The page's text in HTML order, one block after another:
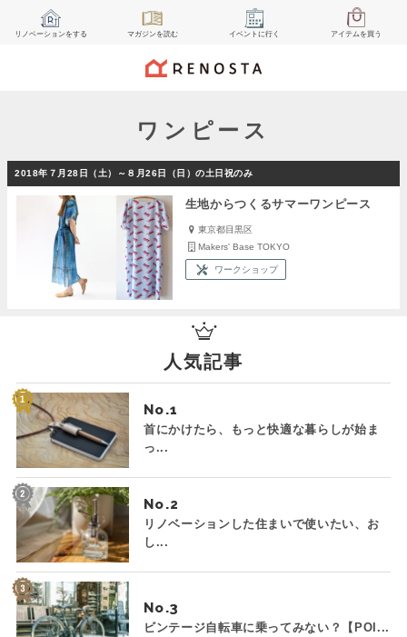
リノベーションをする マガジンを読む イベント に行く アイテムを買う
ワンピース
2018年７月28日（土）～８月26日（日）の土日祝のみ
生地からつくるサマーワンピース
東京都目黒区
Makers' Base TOKYO
ワークショップ
人気記事
No.
首にかけたら、もっと快適な暮らしが始ま
っ...
No.
リノベーションした住まいで使いたい、お
し...
No.
ビンテージ自転車に乗ってみない？【POI...